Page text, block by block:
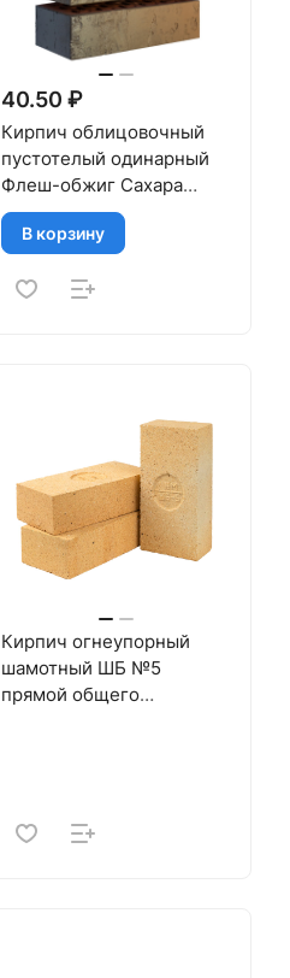
40.50 ₽
Кирпич облицовочный
пустотелый одинарный
Флеш-обжиг Сахара
М-150-175 МАГМА
В корзину
Кирпич огнеупорный
шамотный ШБ №5
прямой общего